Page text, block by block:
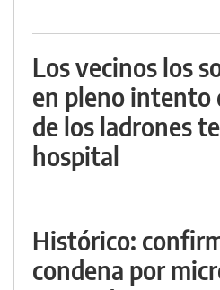
Los vecinos los
en pleno intento
de los ladrones
hospital
Histórico:
condena por